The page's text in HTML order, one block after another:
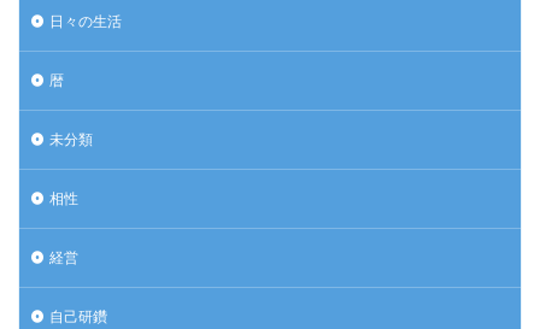
日々の生活
暦
未分類
相性
経営
自己研鑽